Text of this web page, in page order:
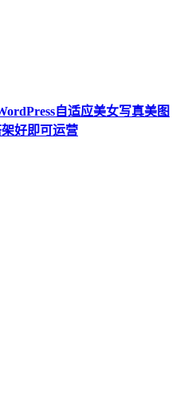
自适应美女写真美图
好即可运营